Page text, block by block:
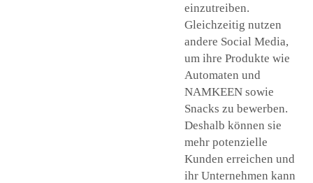
einzutreiben.
Gleichzeitig nutzen
andere Social Media,
um ihre Produkte wie
Automaten und
NAMKEEN sowie
Snacks zu bewerben.
Deshalb können sie
mehr potenzielle
Kunden erreichen und
ihr Unternehmen kann